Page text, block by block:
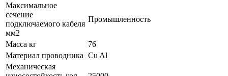
Максимальное
сечение
подключаемого кабеля
мм2
Промышленность
Масса кг
76
Материал проводника Cu Al
Механическая